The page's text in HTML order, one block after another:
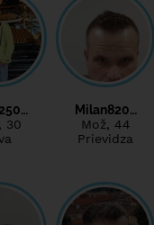
, 30
Milan820…
Mož, 44
Prievidza